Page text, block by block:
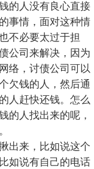
的人没有良心直接
事情，面对这种情
不必要太过于担
公司来解决，因为
络，讨债公司可以
欠钱的人，然后通
人赶快还钱。怎么
的人找出来的呢，
出来，比如说这个
如说有自己的电话